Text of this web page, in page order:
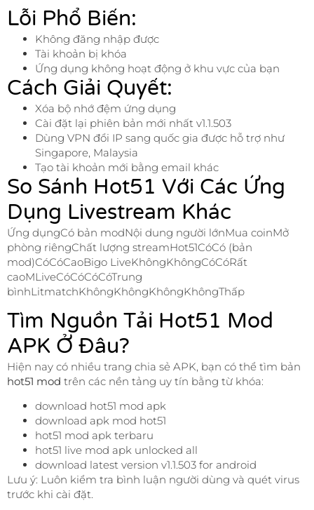
Lỗi Phổ Biến:
Không đăng nhập được
Tài khoản bị khóa
Ứng dụng không hoạt động ở khu vực của bạn
Cách Giải Quyết:
Xóa bộ nhớ đệm ứng dụng
Cài đặt lại phiên bản mới nhất v1.1.503
Dùng VPN đổi IP sang quốc gia được hỗ trợ như
Singapore, Malaysia
Tạo tài khoản mới bằng email khác
So Sánh Hot51 Với Các Ứng
Dụng Livestream Khác
Ứng dụngCó bản modNội dung người lớnMua coinMở
phòng riêngChất lượng streamHot51CóCó (bản
mod)CóCóCaoBigo LiveKhôngKhôngCóCóRất
caoMLiveCóCóCóCóTrung
bìnhLitmatchKhôngKhôngKhôngKhôngThấp
Tìm Nguồn Tải Hot51 Mod
APK Ở Đâu?
Hiện nay có nhiều trang chia sẻ APK, bạn có thể tìm bản
hot51 mod trên các nền tảng uy tín bằng từ khóa:
download hot51 mod apk
download apk mod hot51
hot51 mod apk terbaru
hot51 live mod apk unlocked all
download latest version v1.1.503 for android
Lưu ý: Luôn kiểm tra bình luận người dùng và quét virus
trước khi cài đặt.